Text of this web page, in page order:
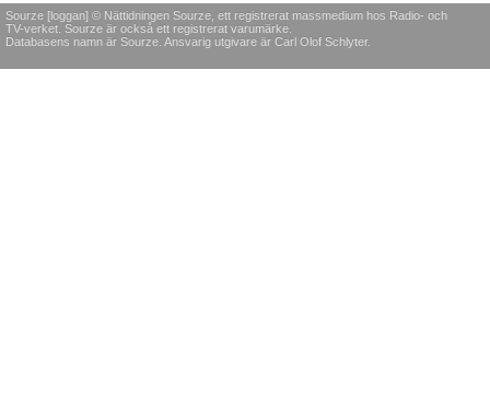
Sourze [loggan] © Nättidningen Sourze, ett registrerat massmedium hos Radio- och
TV-verket. Sourze är också ett registrerat varumärke.
Databasens namn är Sourze. Ansvarig utgivare är Carl Olof Schlyter.